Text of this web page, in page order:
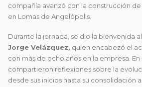
compañía avanzó con la construcción de
en Lomas de Angelópolis.
Durante la jornada, se dio la bienvenida
Jorge Velázquez, quien encabezó el
con más de ocho años en la empresa. En
compartieron reflexiones sobre la
desde sus inicios hasta su consolidación